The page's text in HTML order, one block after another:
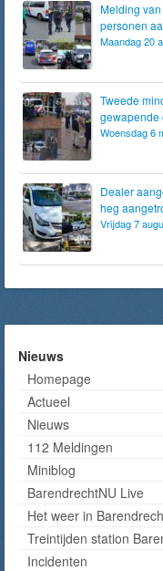
Melding
personen
Maandag 20
Tweede
gewapende
Woensdag 6
Dealer
heg
Vrijdag 7
Nieuws
Homepage
Actueel
Nieuws
112 Meldingen
Miniblog
BarendrechtNU Live
Het weer in
Treintijden station
Incidenten